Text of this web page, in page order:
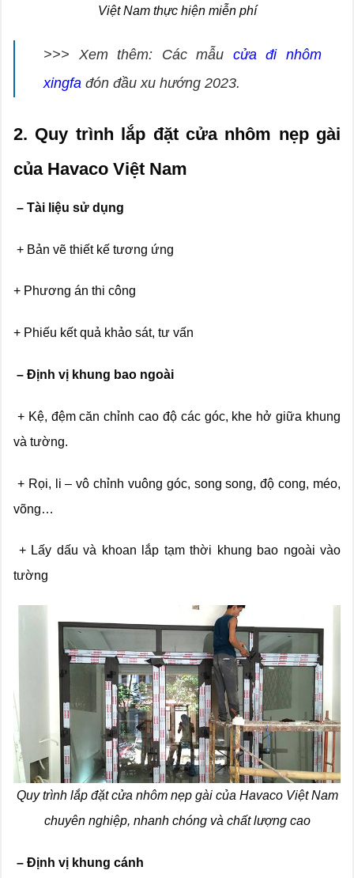
Việt Nam thực hiện miễn phí
>>> Xem thêm: Các mẫu cửa đi nhôm
xingfa đón đầu xu hướng 2023.
2. Quy trình lắp đặt cửa nhôm nẹp gài
của Havaco Việt Nam
– Tài liệu sử dụng
+ Bản vẽ thiết kế tương ứng
+ Phương án thi công
+ Phiếu kết quả khảo sát, tư vấn
– Định vị khung bao ngoài
+ Kệ, đệm căn chỉnh cao độ các góc, khe hở giữa khung
và tường.
+ Rọi, li – vô chỉnh vuông góc, song song, độ cong, méo,
võng…
+ Lấy dấu và khoan lắp tạm thời khung bao ngoài vào
tường
Quy trình lắp đặt cửa nhôm nẹp gài của Havaco Việt Nam
chuyên nghiệp, nhanh chóng và chất lượng cao
– Định vị khung cánh